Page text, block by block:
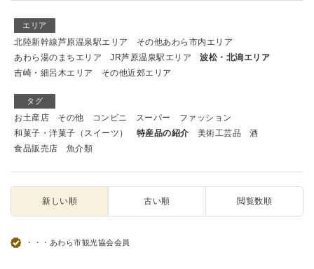
エリア
北陸新幹線芦原温泉駅エリア
その他あわら市内エリア
あわら湯のまちエリア
JR芦原温泉駅エリア
波松・北潟エリア
吉崎・細呂木エリア
その他近郊エリア
タグ
お土産店 その他 コンビニ スーパー
ファッション
和菓子・洋菓子（スイーツ）
特産品の紹介 美術工芸品
酒
食品販売店
魚介類
新しい順 古い順 閲覧数順
・・・あわら市観光協会会員